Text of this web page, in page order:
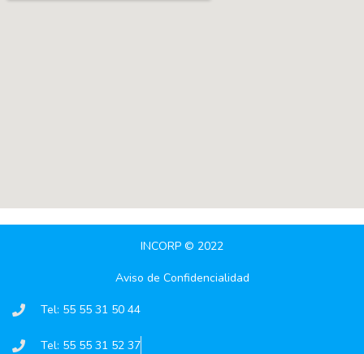
INCORP © 2022
Aviso de Confidencialidad
Tel: 55 55 31 50 44
Tel: 55 55 31 52 37